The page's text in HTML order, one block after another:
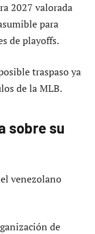
2027 valorada
para
de playoffs.
traspaso ya
de la MLB.
sobre su
venezolano
de